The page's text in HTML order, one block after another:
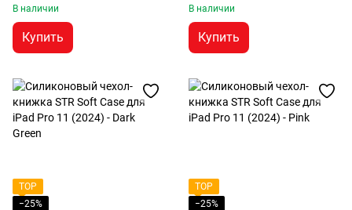
В наличии
Купить
В наличии
Купить
TOP
−25%
TOP
−25%